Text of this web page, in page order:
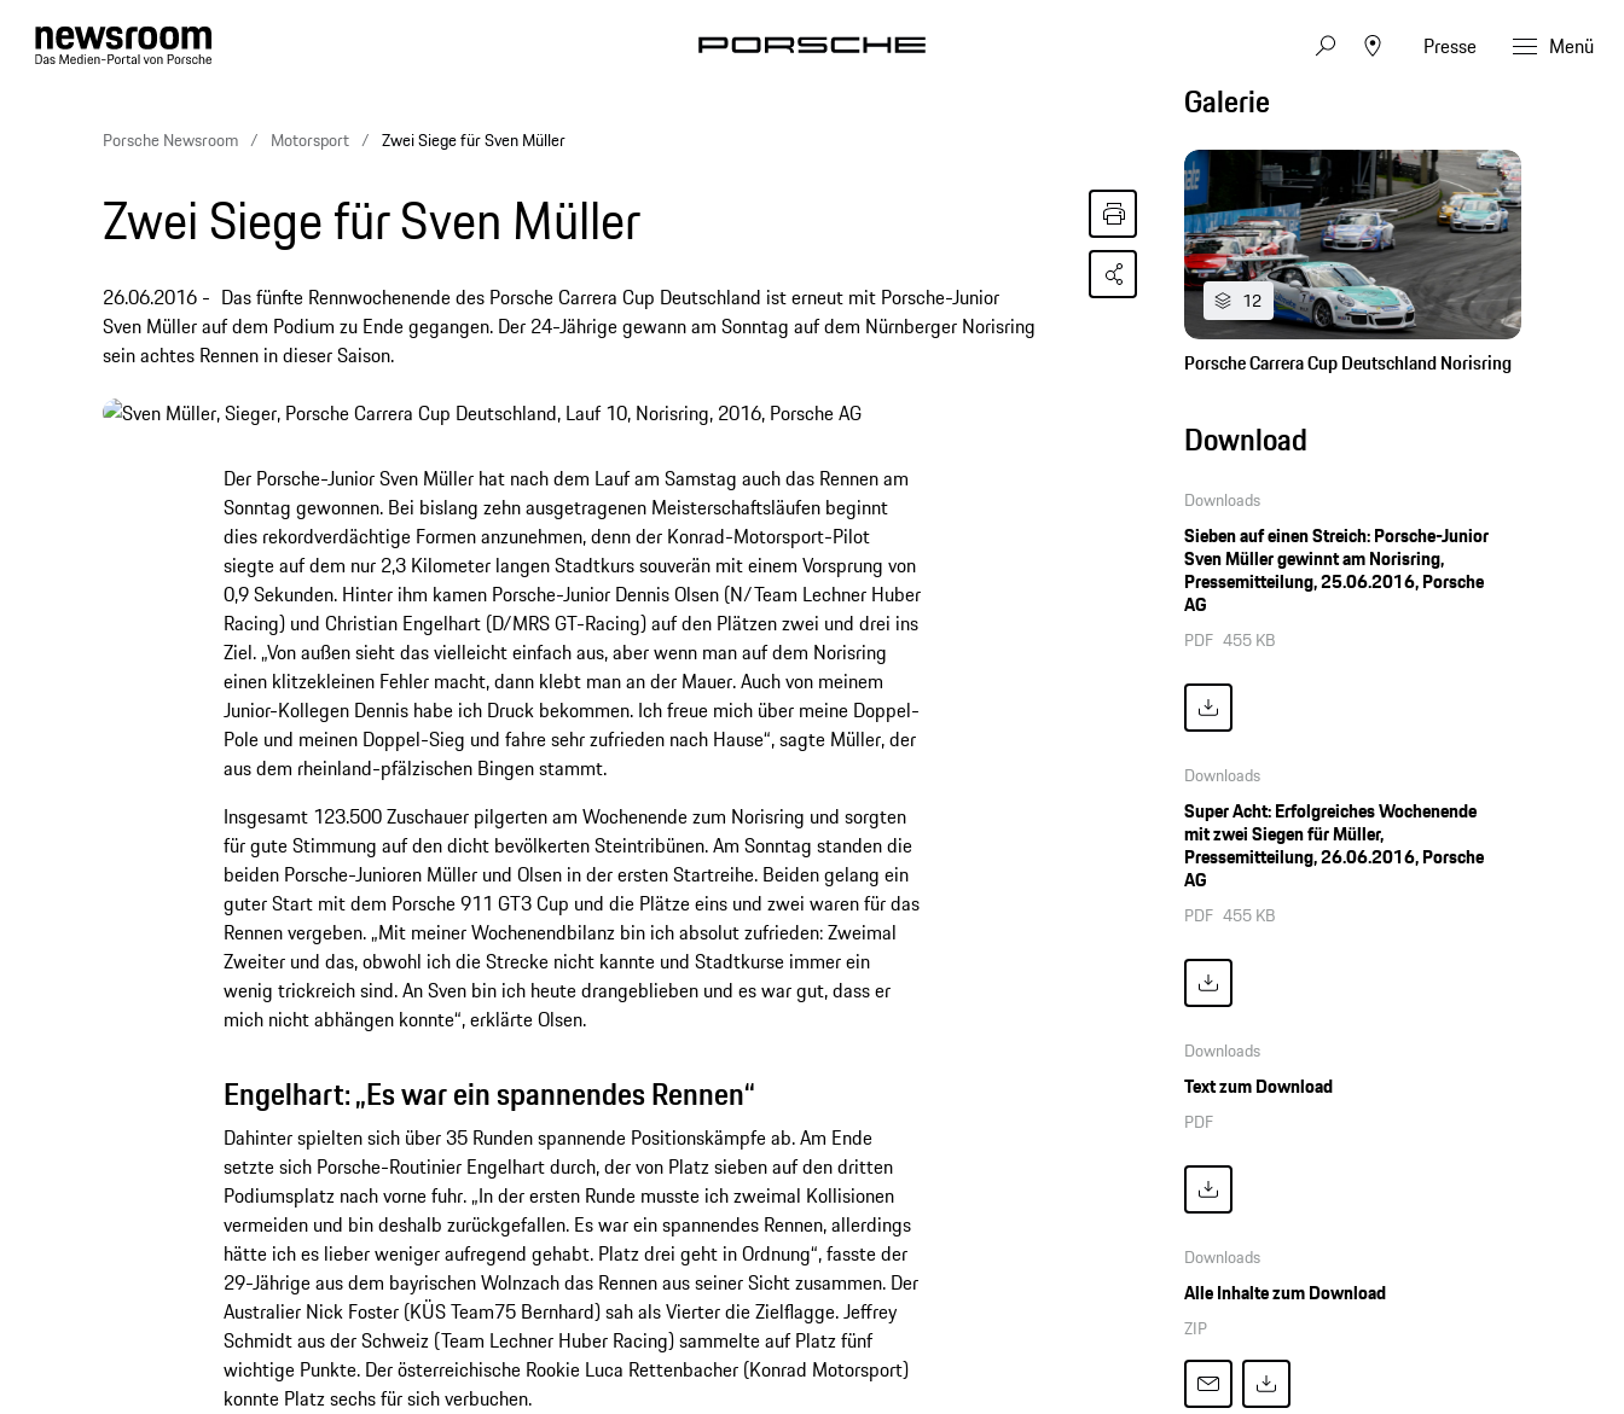
Presse Menü
Porsche Newsroom Motorsport Zwei Siege für Sven Müller
Zwei Siege für Sven Müller
26.06.2016
Das fünfte Rennwochenende des Porsche Carrera Cup Deutschland ist erneut mit Porsche-Junior
Sven Müller auf dem Podium zu Ende gegangen. Der 24-Jährige gewann am Sonntag auf dem Nürnberger Norisring
sein achtes Rennen in dieser Saison.
Der Porsche-Junior Sven Müller hat nach dem Lauf am Samstag auch das Rennen am
Sonntag gewonnen. Bei bislang zehn ausgetragenen Meisterschaftsläufen beginnt
dies rekordverdächtige Formen anzunehmen, denn der Konrad-Motorsport-Pilot
siegte auf dem nur 2,3 Kilometer langen Stadtkurs souverän mit einem Vorsprung von
0,9 Sekunden. Hinter ihm kamen Porsche-Junior Dennis Olsen (N/Team Lechner Huber
Racing) und Christian Engelhart (D/MRS GT-Racing) auf den Plätzen zwei und drei ins
Ziel. „Von außen sieht das vielleicht einfach aus, aber wenn man auf dem Norisring
einen klitzekleinen Fehler macht, dann klebt man an der Mauer. Auch von meinem
Junior-Kollegen Dennis habe ich Druck bekommen. Ich freue mich über meine Doppel-
Pole und meinen Doppel-Sieg und fahre sehr zufrieden nach Hause“, sagte Müller, der
aus dem rheinland-pfälzischen Bingen stammt.
Insgesamt 123.500 Zuschauer pilgerten am Wochenende zum Norisring und sorgten
für gute Stimmung auf den dicht bevölkerten Steintribünen. Am Sonntag standen die
beiden Porsche-Junioren Müller und Olsen in der ersten Startreihe. Beiden gelang ein
guter Start mit dem Porsche 911 GT3 Cup und die Plätze eins und zwei waren für das
Rennen vergeben. „Mit meiner Wochenendbilanz bin ich absolut zufrieden: Zweimal
Zweiter und das, obwohl ich die Strecke nicht kannte und Stadtkurse immer ein
wenig trickreich sind. An Sven bin ich heute drangeblieben und es war gut, dass er
mich nicht abhängen konnte“, erklärte Olsen.
Engelhart: „Es war ein spannendes Rennen“
Dahinter spielten sich über 35 Runden spannende Positionskämpfe ab. Am Ende
setzte sich Porsche-Routinier Engelhart durch, der von Platz sieben auf den dritten
Podiumsplatz nach vorne fuhr. „In der ersten Runde musste ich zweimal Kollisionen
vermeiden und bin deshalb zurückgefallen. Es war ein spannendes Rennen, allerdings
hätte ich es lieber weniger aufregend gehabt. Platz drei geht in Ordnung“, fasste der
29-Jährige aus dem bayrischen Wolnzach das Rennen aus seiner Sicht zusammen. Der
Australier Nick Foster (KÜS Team75 Bernhard) sah als Vierter die Zielflagge. Jeffrey
Schmidt aus der Schweiz (Team Lechner Huber Racing) sammelte auf Platz fünf
wichtige Punkte. Der österreichische Rookie Luca Rettenbacher (Konrad Motorsport)
konnte Platz sechs für sich verbuchen.
Galerie
12
Porsche Carrera Cup Deutschland Norisring
Download
Downloads
Sieben auf einen Streich: Porsche-Junior
Sven Müller gewinnt am Norisring,
Pressemitteilung, 25.06.2016, Porsche
AG
PDF 455 KB
Downloads
Super Acht: Erfolgreiches Wochenende
mit zwei Siegen für Müller,
Pressemitteilung, 26.06.2016, Porsche
AG
PDF 455 KB
Downloads
Text zum Download
PDF
Downloads
Alle Inhalte zum Download
ZIP